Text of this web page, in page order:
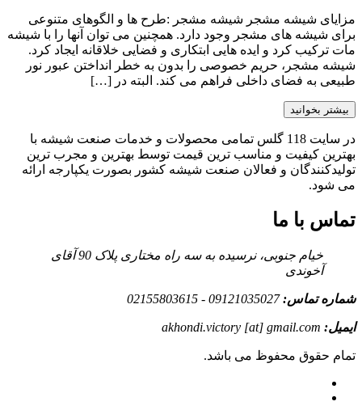
مزایای شیشه مشجر شیشه مشجر :طرح ها و الگوهای متنوعی
برای شیشه های مشجر وجود دارد. همچنین می توان آنها را با شیشه
مات ترکیب کرد و ایده هایی ابتکاری و فضایی خلاقانه ایجاد کرد.
شیشه مشجر، حریم خصوصی را بدون به خطر انداختن عبور نور
طبیعی به فضای داخلی فراهم می کند. البته در […]
بیشتر بخوانید
در سایت 118 گلس تمامی محصولات و خدمات صنعت شیشه با
بهترین کیفیت و مناسب ترین قیمت توسط بهترین و مجرب ترین
تولیدکنندگان و فعالان صنعت شیشه کشور بصورت یکپارجه ارائه
می شود.
تماس با ما
خیام جنوبی، نرسیده به سه راه مختاری پلاک 90 آقای
آخوندی
شماره تماس:09121035027 - 02155803615
ایمیل: akhondi.victory [at] gmail.com
تمام حقوق محفوظ می باشد.